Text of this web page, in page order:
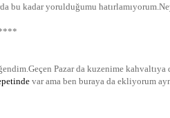
bu kadar yorulduğumu
Pazar da kuzenime
var ama ben buraya da ekliyorum